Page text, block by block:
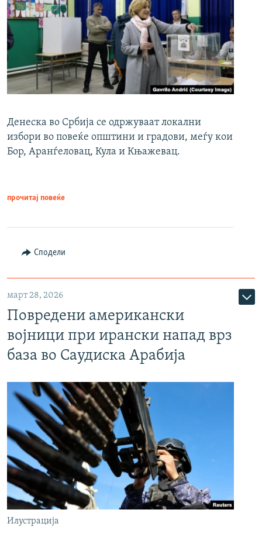
Денеска во Србија се одржуваат локални
избори во повеќе општини и градови, меѓу кои
Бор, Аранѓеловац, Кула и Књажевац.
прочитај повеќе
Сподели
март 28, 2026
Повредени американски
војници при ирански напад врз
база во Саудиска Арабија
Илустрација